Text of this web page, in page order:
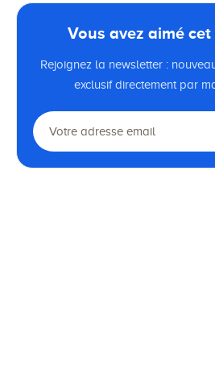
Vous avez aimé
Rejoignez la newsletter :
exclusif directement par